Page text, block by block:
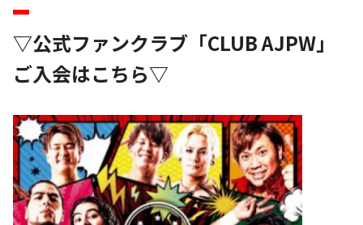
▽公式ファンクラブ「CLUB AJPW」
ご入会はこちら▽